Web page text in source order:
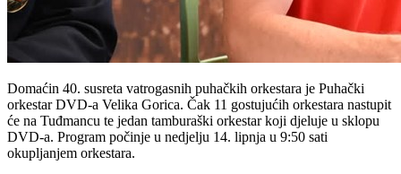
Domaćin 40. susreta vatrogasnih puhačkih orkestara je Puhački
orkestar DVD-a Velika Gorica. Čak 11 gostujućih orkestara nastupit
će na Tuđmancu te jedan tamburaški orkestar koji djeluje u sklopu
DVD-a. Program počinje u nedjelju 14. lipnja u 9:50 sati
okupljanjem orkestara.